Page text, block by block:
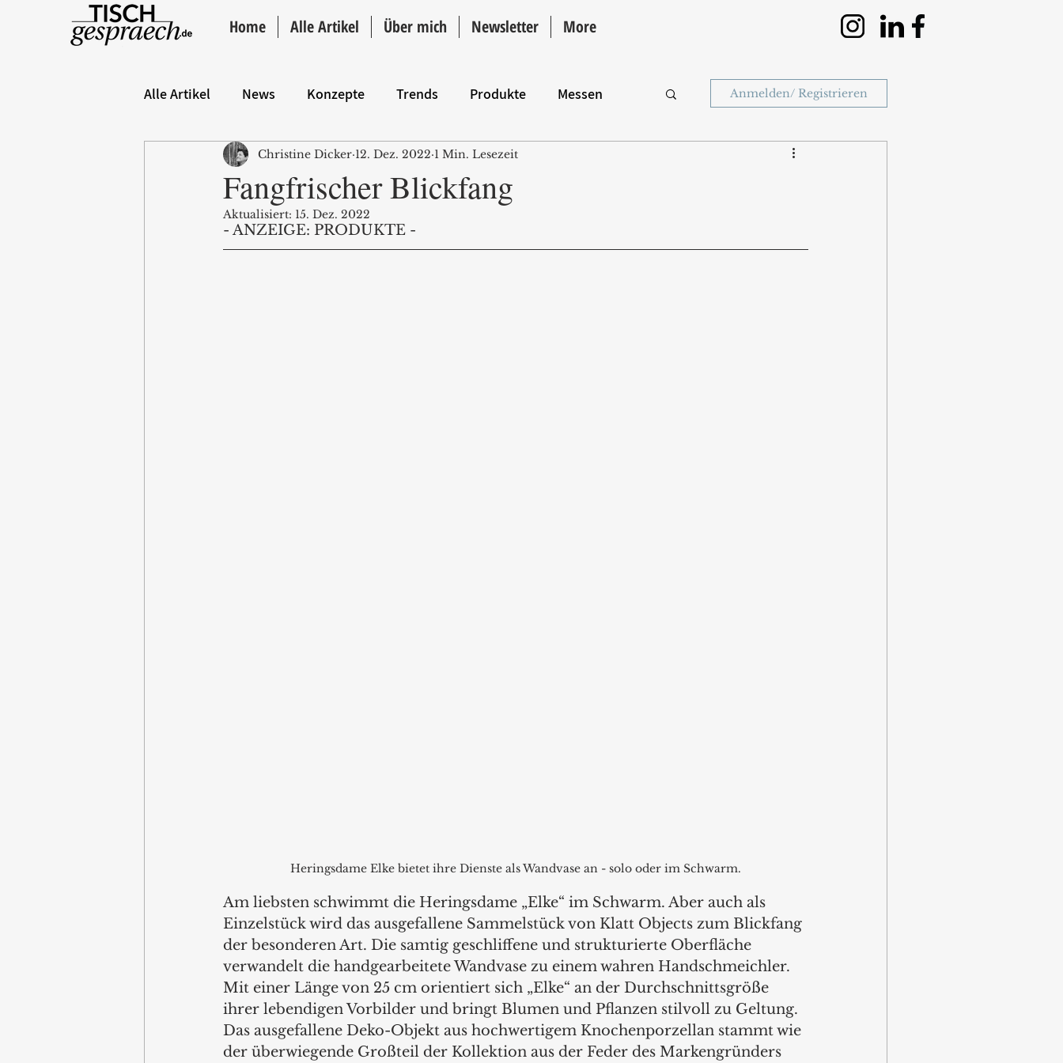
Home Alle Artikel Über mich Newsletter More
Alle Artikel News Konzepte Trends Produkte Messen
Hintergrund ANZEIGE Intro
Anmelden/ Registrieren
Fangfrischer Blickfang
Christine Dicker 12. Dez. 2022 1 Min. Lesezeit
Aktualisiert: 15. Dez. 2022
- ANZEIGE: PRODUKTE -
Heringsdame Elke bietet ihre Dienste als Wandvase an - solo oder im Schwarm.
Am liebsten schwimmt die Heringsdame „Elke“ im Schwarm. Aber auch als
Einzelstück wird das ausgefallene Sammelstück von Klatt Objects zum Blickfang
der besonderen Art. Die samtig geschliffene und strukturierte Oberfläche
verwandelt die handgearbeitete Wandvase zu einem wahren Handschmeichler.
Mit einer Länge von 25 cm orientiert sich „Elke“ an der Durchschnittsgröße
ihrer lebendigen Vorbilder und bringt Blumen und Pflanzen stilvoll zu Geltung.
Das ausgefallene Deko-Objekt aus hochwertigem Knochenporzellan stammt wie
der überwiegende Großteil der Kollektion aus der Feder des Markengründers